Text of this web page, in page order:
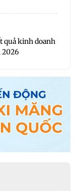
quả kinh doanh
2026